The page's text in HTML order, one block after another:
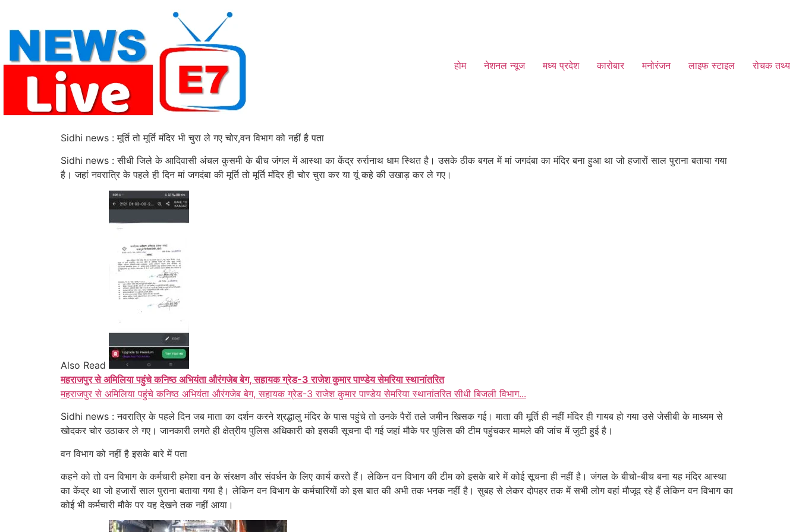
content
होम नेशनल न्यूज मध्य प्रदेश कारोबार मनोरंजन लाइफ स्टाइल रोचक तथ्य
Sidhi news : मूर्ति तो मूर्ति मंदिर भी चुरा ले गए चोर,वन विभाग को नहीं है पता
Sidhi news : सीधी जिले के आदिवासी अंचल कुसमी के बीच जंगल में आस्था का केंद्र रुर्रानाथ धाम स्थित है। उसके ठीक बगल में मां जगदंबा का मंदिर बना हुआ था जो हजारों साल पुराना बताया गया
है। जहां नवरात्रि के पहले ही दिन मां जगदंबा की मूर्ति तो मूर्ति मंदिर ही चोर चुरा कर या यूं कहे की उखाड़ कर ले गए।
Also Read
महराजपुर से अमिलिया पहुंचे कनिष्ठ अभियंता औरंगजेब बेग, सहायक ग्रेड-3 राजेश कुमार पाण्डेय सेमरिया स्थानांतरित
महराजपुर से अमिलिया पहुंचे कनिष्ठ अभियंता औरंगजेब बेग, सहायक ग्रेड-3 राजेश कुमार पाण्डेय सेमरिया स्थानांतरित सीधी बिजली विभाग...
Sidhi news : नवरात्रि के पहले दिन जब माता का दर्शन करने श्रद्धालु मंदिर के पास पहुंचे तो उनके पैरों तले जमीन खिसक गई। माता की मूर्ति ही नहीं मंदिर ही गायब हो गया उसे जेसीबी के माध्यम से
खोदकर चोर उठाकर ले गए। जानकारी लगते ही क्षेत्रीय पुलिस अधिकारी को इसकी सूचना दी गई जहां मौके पर पुलिस की टीम पहुंचकर मामले की जांच में जुटी हुई है।
वन विभाग को नहीं है इसके बारे में पता
कहने को तो वन विभाग के कर्मचारी हमेशा वन के संरक्षण और संवर्धन के लिए कार्य करते हैं। लेकिन वन विभाग की टीम को इसके बारे में कोई सूचना ही नहीं है। जंगल के बीचो-बीच बना यह मंदिर आस्था
का केंद्र था जो हजारों साल पुराना बताया गया है। लेकिन वन विभाग के कर्मचारियों को इस बात की अभी तक भनक नहीं है। सुबह से लेकर दोपहर तक में सभी लोग वहां मौजूद रहे हैं लेकिन वन विभाग का
कोई भी कर्मचारी मौके पर यह देखने तक नहीं आया।